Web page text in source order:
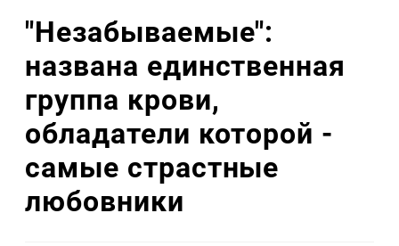
"Незабываемые":
названа единственная
группа крови,
обладатели которой -
самые страстные
любовники